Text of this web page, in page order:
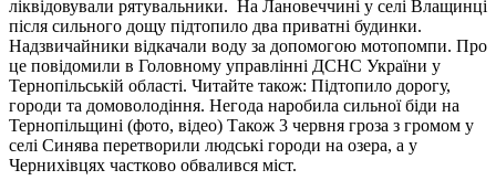
ліквідовували рятувальники. На Лановеччині у селі Влащинці
після сильного дощу підтопило два приватні будинки.
Надзвичайники відкачали воду за допомогою мотопомпи. Про
це повідомили в Головному управлінні ДСНС України у
Тернопільській області. Читайте також: Підтопило дорогу,
городи та домоволодіння. Негода наробила сильної біди на
Тернопільщині (фото, відео) Також 3 червня гроза з громом у
селі Синява перетворили людські городи на озера, а у
Чернихівцях частково обвалився міст.